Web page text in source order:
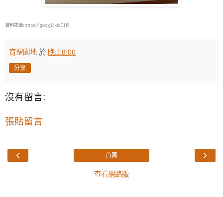
資料來源: https://goo.gl/kfcGH9
育聖園地 於 晚上8:00
分享
沒有留言:
張貼留言
‹ ›
首頁
查看網路版